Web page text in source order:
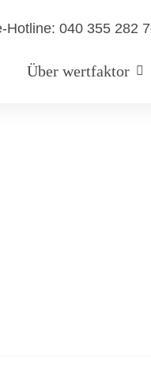
Hotline: 040 355 282
Über wertfaktor